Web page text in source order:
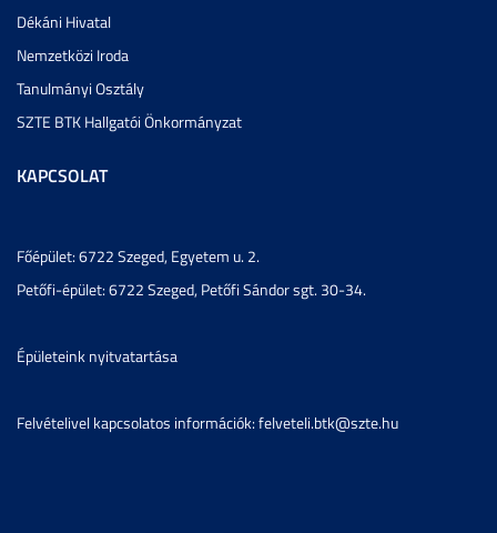
Dékáni Hivatal
Nemzetközi Iroda
Tanulmányi Osztály
SZTE BTK Hallgatói Önkormányzat
KAPCSOLAT
Főépület: 6722 Szeged, Egyetem u. 2.
Petőfi-épület: 6722 Szeged, Petőfi Sándor sgt. 30-34.
Épületeink nyitvatartása
Felvételivel kapcsolatos információk: felveteli.btk@szte.hu